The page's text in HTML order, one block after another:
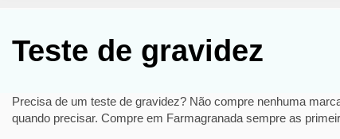
Teste de gravidez
Precisa de um teste de gravidez? Não compre nenhuma
quando precisar. Compre em Farmagranada sempre as